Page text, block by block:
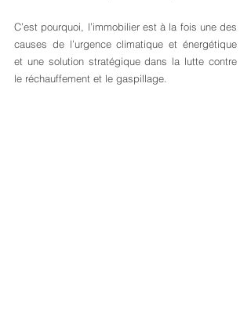
C’est pourquoi, l’immobilier est à la fois une des
causes de l’urgence climatique et énergétique
et une solution stratégique dans la lutte contre
le réchauffement et le gaspillage.